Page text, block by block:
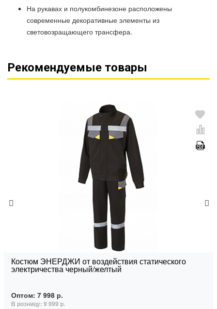
На рукавах и полукомбинезоне расположены
современные декоративные элементы из
световозращающего трансфера.
Рекомендуемые товары
Костюм ЭНЕРДЖИ от воздействия статического
электричества черный/желтый
Оптом: 7 998 р.
В розницу: 9 999 р.